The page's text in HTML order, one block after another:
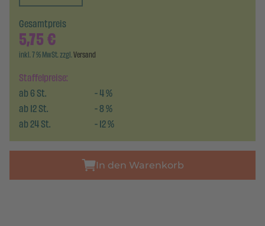
Staffelpreise:
ab6St. -4%
ab12St. -8%
ab24St. -12%
Gesamtpreis
5,75€
inkl. 7 % MwSt. zzgl.Versand
In den Warenkorb